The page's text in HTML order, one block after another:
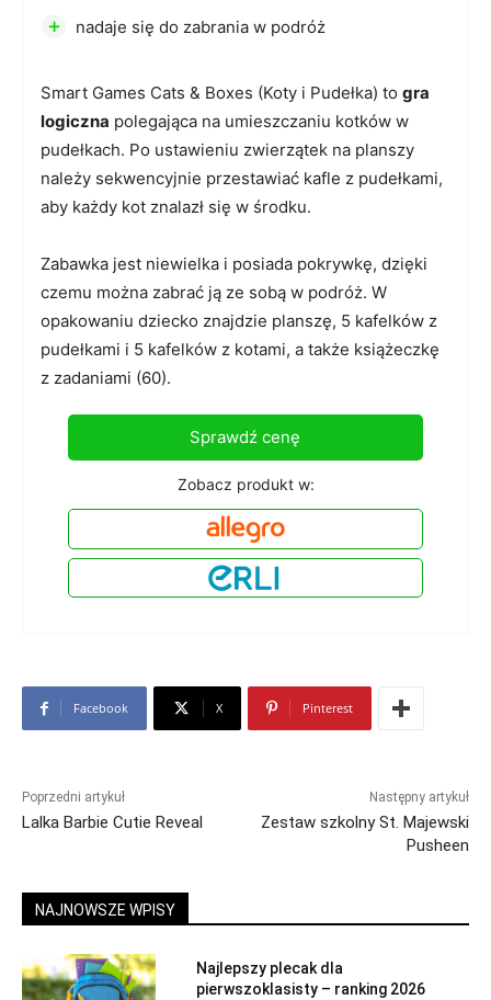
Smart Games Cats & Boxes (Koty i Pudełka) to gra
logiczna polegająca na umieszczaniu kotków w
pudełkach. Po ustawieniu zwierzątek na planszy
należy sekwencyjnie przestawiać kafle z pudełkami,
aby każdy kot znalazł się w środku.
Zabawka jest niewielka i posiada pokrywkę, dzięki
czemu można zabrać ją ze sobą w podróż. W
opakowaniu dziecko znajdzie planszę, 5 kafelków z
pudełkami i 5 kafelków z kotami, a także książeczkę
z zadaniami (60).
+ nadaje się do zabrania w podróż
Sprawdź cenę
Zobacz produkt w:
Facebook X Pinterest
Poprzedni artykuł
Lalka Barbie Cutie Reveal
Następny artykuł
Zestaw szkolny St. Majewski
Pusheen
NAJNOWSZE WPISY
Najlepszy plecak dla
pierwszoklasisty – ranking 2026